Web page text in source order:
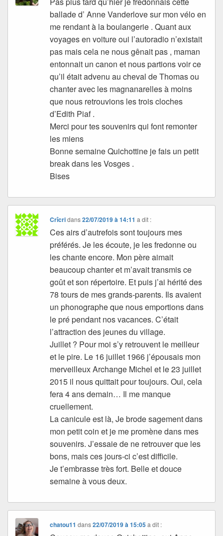
ballade d’ Anne Vanderlove sur mon vélo en
me rendant à la boulangerie . Quant aux
voyages en voiture oui l’autoradio n’existait
pas mais cela ne nous gênait pas , maman
entonnait un canon et nous partions voir ce
qu’il était advenu au cheval de Thomas ou
chanter avec les magnanarelles à moins
que nous retrouvions les trois cloches
d’Edith Piaf .
Merci pour tes souvenirs qui font remonter
les miens
Bonne semaine Quichottine je fais un petit
break dans les Vosges .
Bises
Crîcridans22/07/2019 à 14:11 a dit :
Ces airs d’autrefois sont toujours mes
préférés. Je les écoute, je les fredonne ou
les chante encore. Mon père aimait
beaucoup chanter et m’avait transmis ce
goût et son répertoire. Et puis j’ai hérité des
78 tours de mes grands-parents. Ils avaient
un phonographe que nous emportions dans
le pré pendant nos vacances. C’était
l’attraction des jeunes du village.
Juillet ? Pour moi s’y retrouvent le meilleur
et le pire. Le 16 juillet 1966 j’épousais mon
merveilleux Archange Michel et le 23 juillet
2015 il nous quittait pour toujours. Oui, cela
fera 4 ans demain… Il me manque
cruellement.
La canicule est là, Je brode sagement dans
mon petit coin et je me promène dans mes
souvenirs. J’essaie de ne retrouver que les
bons, mais ces jours-ci c’est difficile.
Je t’embrasse très fort. Belle et douce
semaine à vous deux.
chatou11 dans22/07/2019 à 15:05 a dit :